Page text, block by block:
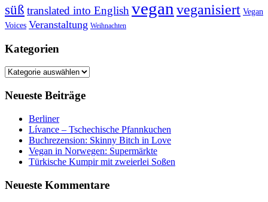
süß translated into English vegan veganisiert Vegan
Voices Veranstaltung Weihnachten
Kategorien
Kategorien
Neueste Beiträge
Berliner
Lívance – Tschechische Pfannkuchen
Buchrezension: Skinny Bitch in Love
Vegan in Norwegen: Supermärkte
Türkische Kumpir mit zweierlei Soßen
Neueste Kommentare